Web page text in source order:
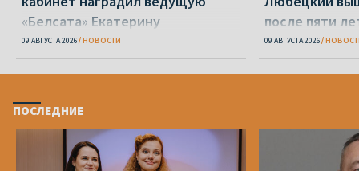
«Белсата» Екатерину
Водоносову и еще 8 человек
09 АВГУСТА 2026 НОВОСТИ
после пяти
09 АВГУСТА 2026
ПОСЛЕДНИЕ